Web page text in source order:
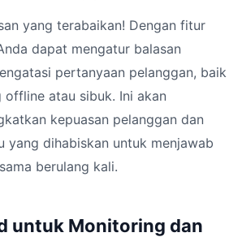
yang terabaikan! Dengan fitur
dapat mengatur balasan
pertanyaan pelanggan, baik
offline atau sibuk. Ini akan
kepuasan pelanggan dan
yang dihabiskan untuk menjawab
berulang kali.
untuk Monitoring dan